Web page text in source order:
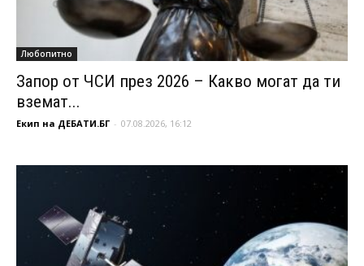
Любопитно
Запор от ЧСИ през 2026 – Какво могат да ти
вземат...
Екип на ДЕБАТИ.БГ - 07.08.2026, 16:12